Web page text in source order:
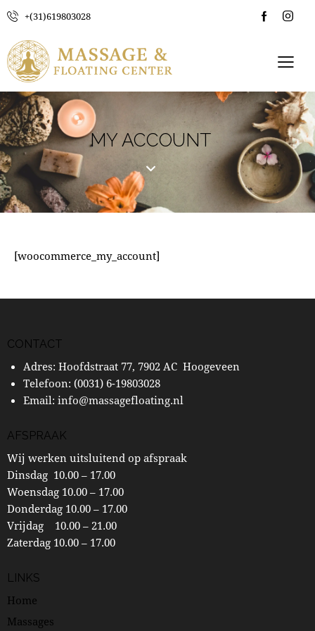
+(31)619803028
MY ACCOUNT
[woocommerce_my_account]
CONTACT
Adres: Hoofdstraat 77, 7902 AC Hoogeveen
Telefoon: (0031) 6-19803028
Email: info@massagefloating.nl
AFSPRAAK
Wij werken uitsluitend op afspraak
Dinsdag 10.00 – 17.00
Woensdag 10.00 – 17.00
Donderdag 10.00 – 17.00
Vrijdag 10.00 – 21.00
Zaterdag 10.00 – 17.00
LINKS
Home
Massages